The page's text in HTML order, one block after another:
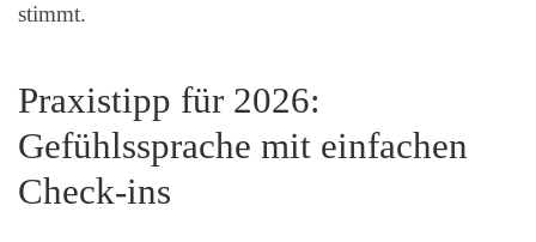
stimmt.
Praxistipp für 2026:
Gefühlssprache mit einfachen
Check‑ins